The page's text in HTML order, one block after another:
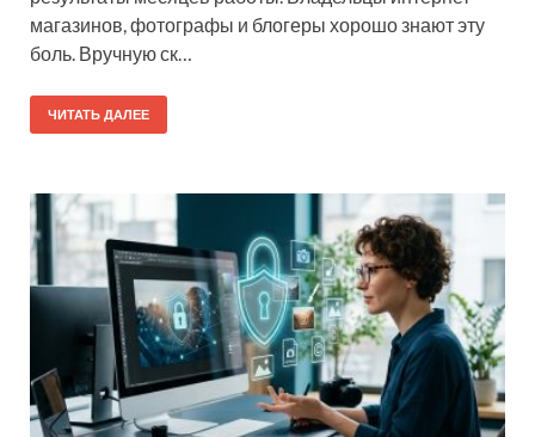
магазинов, фотографы и блогеры хорошо знают эту
боль. Вручную ск…
ЧИТАТЬ ДАЛЕЕ